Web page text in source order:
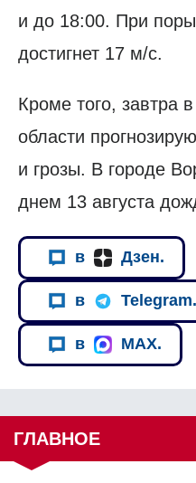
и до 18:00. При
достигнет 17 м/с.
Кроме того, завтра
области
и грозы. В городе
днем 13 августа
в Дзен.
в Telegram.
в MAX.
ГЛАВНОЕ